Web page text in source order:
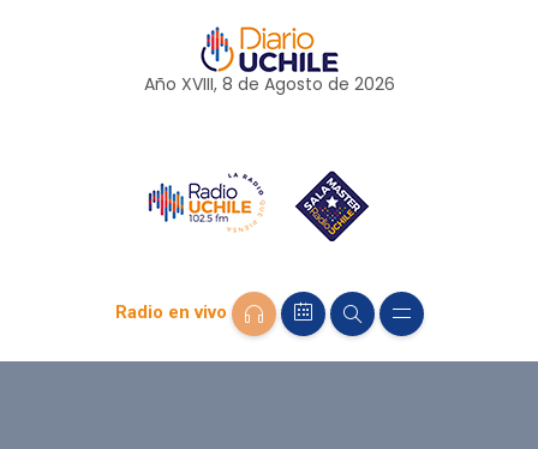
Año XVIII, 8 de Agosto de 2026
Radio en vivo